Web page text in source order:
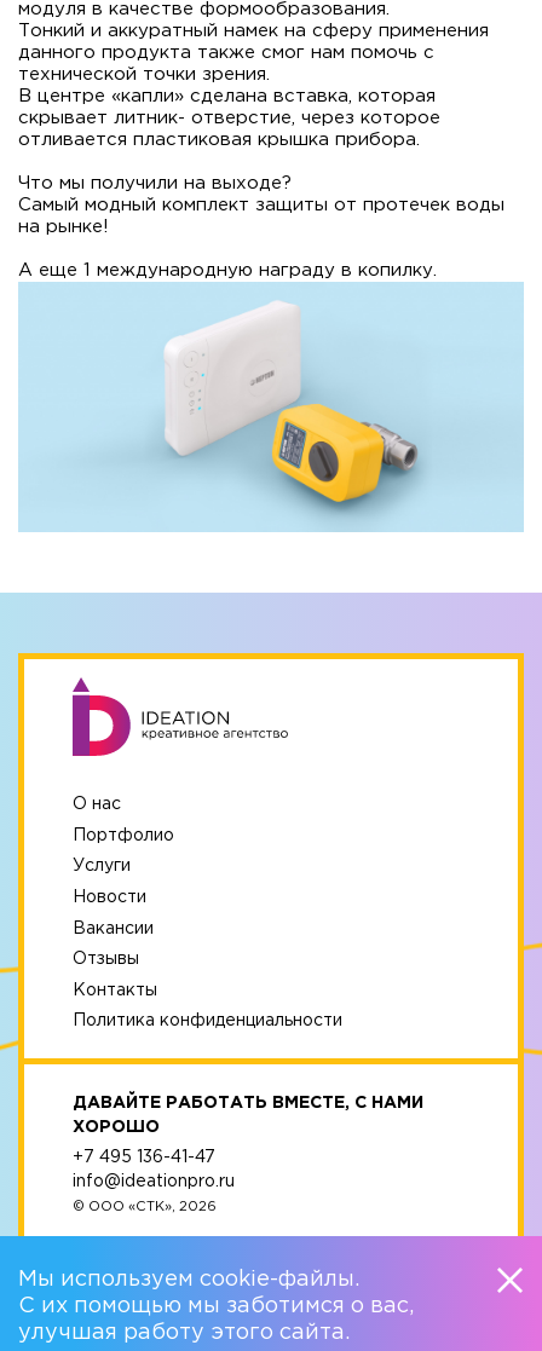
модуля в качестве формообразования.
Тонкий и аккуратный намек на сферу применения
данного продукта также смог нам помочь с
технической точки зрения.
В центре «капли» сделана вставка, которая
скрывает литник- отверстие, через которое
отливается пластиковая крышка прибора.
Что мы получили на выходе?
Самый модный комплект защиты от протечек воды
на рынке!
А еще 1 международную награду в копилку.
О нас
Портфолио
Услуги
Новости
Вакансии
Отзывы
Контакты
Политика конфиденциальности
ДАВАЙТЕ РАБОТАТЬ ВМЕСТЕ, С НАМИ
ХОРОШО
+7 495 136-41-47
info@ideationpro.ru
© ООО «СТК», 2026
Мы используем cookie-файлы.
С их помощью мы заботимся о вас,
улучшая работу этого сайта.